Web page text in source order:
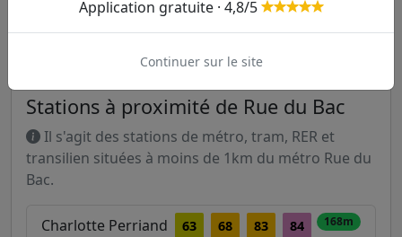
13 mn 29 mn
Stations à proximité de Rue du Bac
Il s'agit des stations de métro, tram, RER et
transilien situées à moins de 1km du métro Rue du
Bac.
Charlotte Perriand 63 68 83
84
168m
Application gratuite · 4,8/5
Continuer sur le site